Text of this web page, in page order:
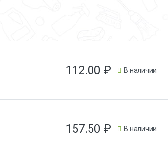
112.00 ₽ В наличии
157.50 ₽ В наличии